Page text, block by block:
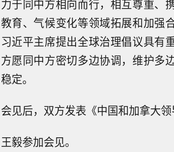
力于同中方相向而行，相互尊重、
教育、气候变化等领域拓展和加强
习近平主席提出全球治理倡议具有
方愿同中方密切多边协调，维护多
稳定。
会见后，双方发表《中国和加拿大领
王毅参加会见。